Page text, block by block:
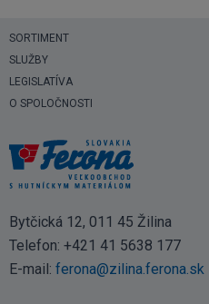
SORTIMENT
SLUŽBY
LEGISLATÍVA
O SPOLOČNOSTI
Bytčická 12, 011 45 Žilina
Telefon: +421 41 5638 177
E-mail: ferona@zilina.ferona.sk